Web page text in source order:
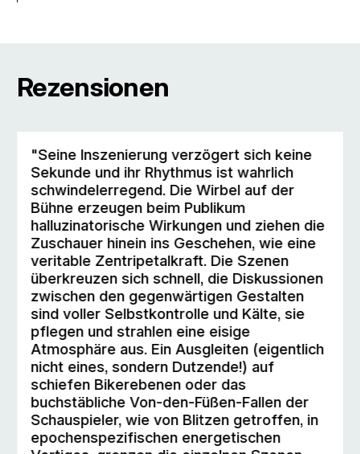
Rezensionen
"Seine Inszenierung verzögert sich keine
Sekunde und ihr Rhythmus ist wahrlich
schwindelerregend. Die Wirbel auf der
Bühne erzeugen beim Publikum
halluzinatorische Wirkungen und ziehen die
Zuschauer hinein ins Geschehen, wie eine
veritable Zentripetalkraft. Die Szenen
überkreuzen sich schnell, die Diskussionen
zwischen den gegenwärtigen Gestalten
sind voller Selbstkontrolle und Kälte, sie
pflegen und strahlen eine eisige
Atmosphäre aus. Ein Ausgleiten (eigentlich
nicht eines, sondern Dutzende!) auf
schiefen Bikerebenen oder das
buchstäbliche Von-den-Füßen-Fallen der
Schauspieler, wie von Blitzen getroffen, in
epochenspezifischen energetischen